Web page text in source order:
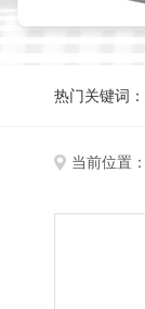
热门关键词：
当前位置：